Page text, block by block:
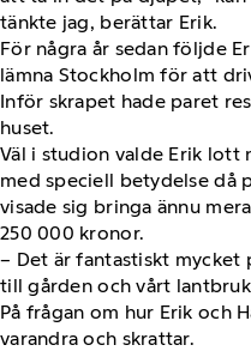
tänkte jag, berättar Erik.
För några år sedan följde
lämna Stockholm för att
Inför skrapet hade paret
huset.
Väl i studion valde Erik lott
med speciell betydelse då
visade sig bringa ännu
250 000 kronor.
– Det är fantastiskt mycket
till gården och vårt
På frågan om hur Erik och
varandra och skrattar.